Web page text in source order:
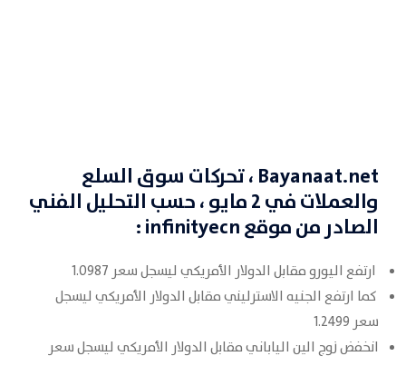
Bayanaat.net، تحركات سوق السلع
والعملات في 2 مايو ، حسب التحليل الفني
الصادر من موقعinfinityecn
:
ارتفع اليورو مقابل الدولار الأمريكي ليسجل سعر 1.0987
كما ارتفع الجنيه الاسترليني مقابل الدولار الأمريكي ليسجل
سعر 1.2499
انخفض زوج الين الياباني مقابل الدولار الأمريكي ليسجل سعر